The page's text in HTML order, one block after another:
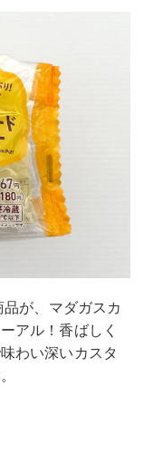
が、マダガスカ
アル！香ばしく
わい深いカスタ